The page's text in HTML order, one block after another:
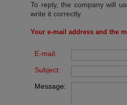
To reply, the company will
write it correctly.
Your e-mail address and the
E-mail:
Subject:
Message: